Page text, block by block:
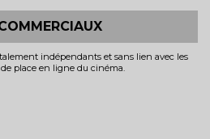
indépendants et sans lien avec les
place en ligne du cinéma.